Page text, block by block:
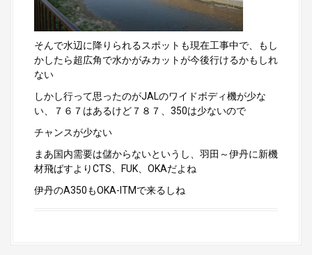
そんで水辺に降りられるスポットも現在工事中で、もし
かしたら超広角で水かがみカットが今後行けるかもしれ
ない
しかし行って思ったのがJALのワイドボディ機が少な
い、７６７はあるけど７８７、350は少ないので
チャンスが少ない
まあ国内需要は儲からないというし、羽田～伊丹に新機
材飛ばすよりCTS、FUK、OKAだよね
伊丹のA350もOKA-ITMで来るしね